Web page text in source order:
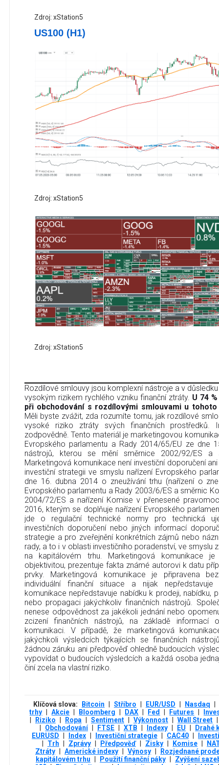
Zdroj: xStation5
US100 (H1)
Zdroj: xStation5
Zdroj: xStation5
Rozdílové smlouvy jsou komplexní nástroje a v
vysokým rizikem rychlého vzniku finanční ztráty. U 74
při obchodování s rozdílovými smlouvami u
Měli byste zvážit, zda rozumíte tomu, jak rozdílové
vysoké riziko ztráty svých finančních prostředků.
zodpovědně. Tento materiál je marketingovou
Evropského parlamentu a Rady 2014/65/EU ze dne
nástrojů, kterou se mění směrnice 2002/92/ES a
Marketingová komunikace není investiční doporučení
investiční strategii ve smyslu nařízení Evropského
dne 16. dubna 2014 o zneužívání trhu (nařízení o
Evropského parlamentu a Rady 2003/6/ES a směrnic
2004/72/ES a nařízení Komise v přenesené
2016, kterým se doplňuje nařízení Evropského
jde o regulační technické normy pro technická
investičních doporučení nebo jiných informací
strategie a pro zveřejnění konkrétních zájmů nebo
rady, a to i v oblasti investičního poradenství, ve smyslu
na kapitálovém trhu. Marketingová komunikace
objektivitou, prezentuje fakta známé autorovi k datu
prvky. Marketingová komunikace je připravena
individuální finanční situace a nijak nepředstavuje
komunikace nepředstavuje nabídku k prodeji, nabídku,
nebo propagaci jakýchkoliv finančních nástrojů.
nenese odpovědnost za jakékoli jednání nebo
zcizení finančních nástrojů, na základě informací
komunikaci. V případě, že marketingová
jakýchkoli výsledcích týkajících se finančních
žádnou záruku ani předpověď ohledně budoucích
vypovídat o budoucích výsledcích a každá osoba
činí zcela na vlastní riziko.
Klíčová slova: Bitcoin | Stříbro | EUR/USD | Nasdaq |
trhy | Akcie | Bloomberg | DAX | Fed | Futures |
|
Riziko | Ropa | Sentiment | Výkonnost | Wall Street |
|
Obchodování | FTSE | XTB | Indexy | EU |
Drahé
EURUSD | Index | Investiční strategie | CAC40 |
|
Trh | Zprávy | Předpověď | Zisky | Komise |
Ztráty | Americké indexy | Výnosy |
Rozjednané
kapitálovém trhu | Použití finanční páky |
Zvýšení